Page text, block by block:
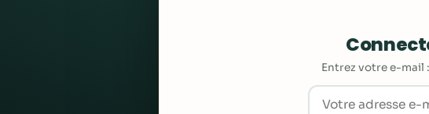
Entrez votre e-mail